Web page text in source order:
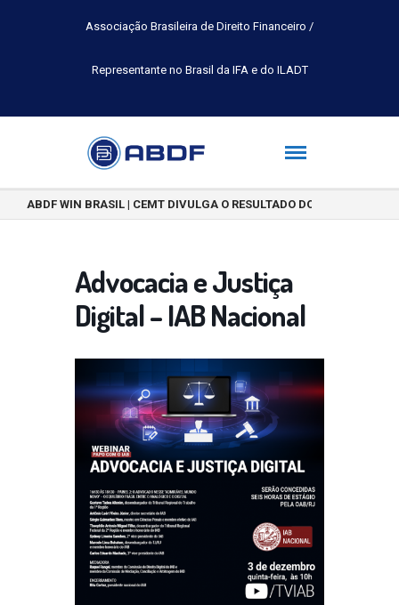
Associação Brasileira de Direito Financeiro /
Representante no Brasil da IFA e do ILADT
ABDF WIN BRASIL | CEMT DIVULGA O RESULTADO DO CONCURSO
Advocacia e Justiça
Digital – IAB Nacional